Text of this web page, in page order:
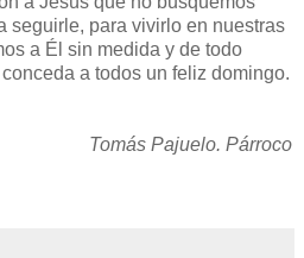
seguirle, para vivirlo en nuestras
a Él sin medida y de todo
a todos un feliz domingo.
Tomás Pajuelo. Párroco